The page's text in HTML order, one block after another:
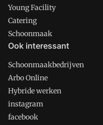
Young Facility
Catering
Schoonmaak
Ook interessant
Schoonmaakbedrijven
Arbo Online
Hybride werken
instagram
facebook